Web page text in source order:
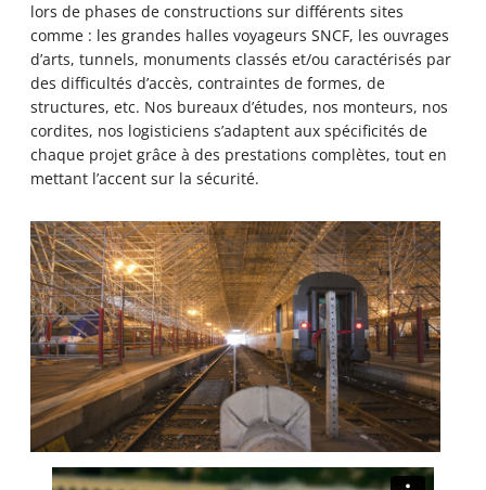
lors de phases de constructions sur différents sites
comme : les grandes halles voyageurs SNCF, les ouvrages
d’arts, tunnels, monuments classés et/ou caractérisés par
des difficultés d’accès, contraintes de formes, de
structures, etc. Nos bureaux d’études, nos monteurs, nos
cordites, nos logisticiens s’adaptent aux spécificités de
chaque projet grâce à des prestations complètes, tout en
mettant l’accent sur la sécurité.